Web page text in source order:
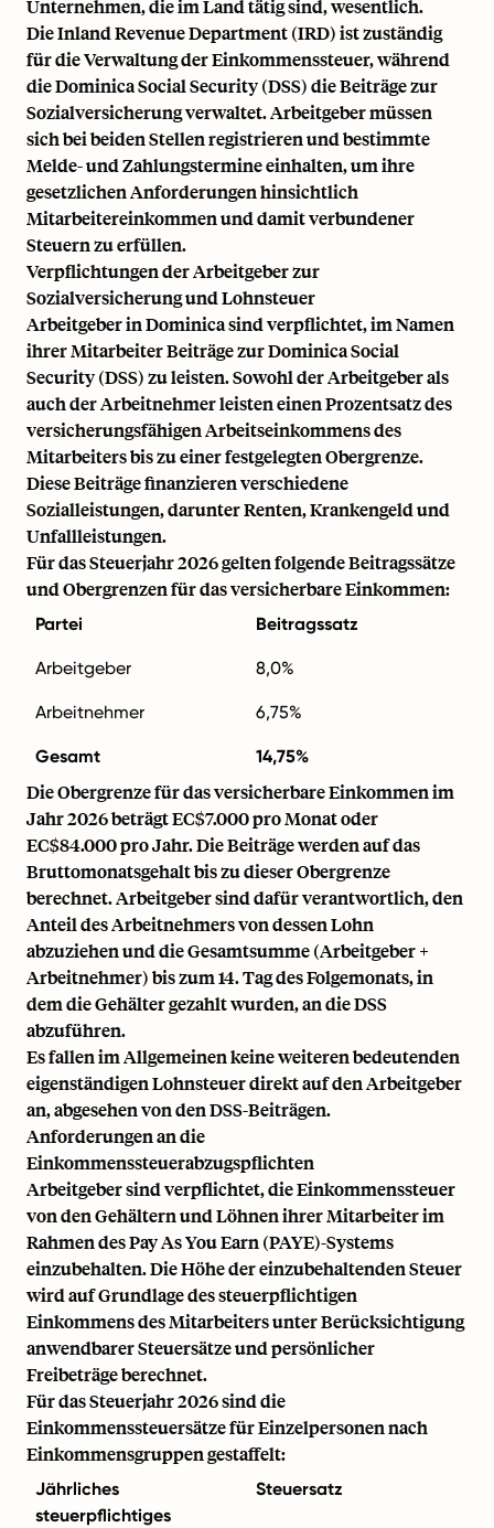
Unternehmen, die im Land tätig sind, wesentlich.
Die Inland Revenue Department (IRD) ist zuständig
für die Verwaltung der Einkommenssteuer, während
die Dominica Social Security (DSS) die Beiträge zur
Sozialversicherung verwaltet. Arbeitgeber müssen
sich bei beiden Stellen registrieren und bestimmte
Melde- und Zahlungstermine einhalten, um ihre
gesetzlichen Anforderungen hinsichtlich
Mitarbeitereinkommen und damit verbundener
Steuern zu erfüllen.
Verpflichtungen der Arbeitgeber zur
Sozialversicherung und Lohnsteuer
Arbeitgeber in Dominica sind verpflichtet, im Namen
ihrer Mitarbeiter Beiträge zur Dominica Social
Security (DSS) zu leisten. Sowohl der Arbeitgeber als
auch der Arbeitnehmer leisten einen Prozentsatz des
versicherungsfähigen Arbeitseinkommens des
Mitarbeiters bis zu einer festgelegten Obergrenze.
Diese Beiträge finanzieren verschiedene
Sozialleistungen, darunter Renten, Krankengeld und
Unfallleistungen.
Für das Steuerjahr 2026 gelten folgende Beitragssätze
und Obergrenzen für das versicherbare Einkommen:
Partei Beitragssatz
Arbeitgeber 8,0%
Arbeitnehmer 6,75%
Gesamt 14,75%
Die Obergrenze für das versicherbare Einkommen im
Jahr 2026 beträgt EC$7.000 pro Monat oder
EC$84.000 pro Jahr. Die Beiträge werden auf das
Bruttomonatsgehalt bis zu dieser Obergrenze
berechnet. Arbeitgeber sind dafür verantwortlich, den
Anteil des Arbeitnehmers von dessen Lohn
abzuziehen und die Gesamtsumme (Arbeitgeber +
Arbeitnehmer) bis zum 14. Tag des Folgemonats, in
dem die Gehälter gezahlt wurden, an die DSS
abzuführen.
Es fallen im Allgemeinen keine weiteren bedeutenden
eigenständigen Lohnsteuer direkt auf den Arbeitgeber
an, abgesehen von den DSS-Beiträgen.
Anforderungen an die
Einkommenssteuerabzugspflichten
Arbeitgeber sind verpflichtet, die Einkommenssteuer
von den Gehältern und Löhnen ihrer Mitarbeiter im
Rahmen des Pay As You Earn (PAYE)-Systems
einzubehalten. Die Höhe der einzubehaltenden Steuer
wird auf Grundlage des steuerpflichtigen
Einkommens des Mitarbeiters unter Berücksichtigung
anwendbarer Steuersätze und persönlicher
Freibeträge berechnet.
Für das Steuerjahr 2026 sind die
Einkommenssteuersätze für Einzelpersonen nach
Einkommensgruppen gestaffelt:
Jährliches
steuerpflichtiges
Steuersatz